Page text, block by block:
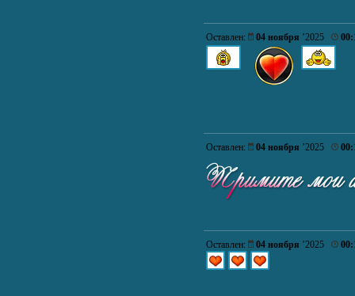
Оставлен: 04 ноября ’2025
Оставлен: 04 ноября ’2025
Оставлен: 04 ноября ’2025